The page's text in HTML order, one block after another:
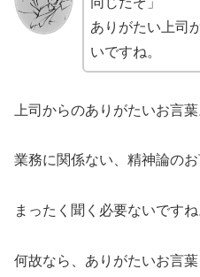
ありがたい上司
いですね。
上司からのありがたいお言葉
業務に関係ない、精神論のお
まったく聞く必要ないですね
何故なら、ありがたいお言